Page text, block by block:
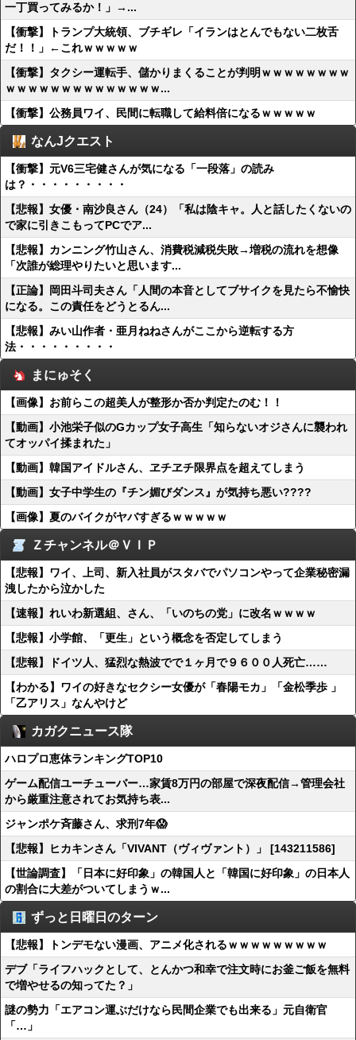
一丁買ってみるか！」→...
【衝撃】トランプ大統領、ブチギレ「イランはとんでもない二枚舌
だ！！」←これｗｗｗｗｗ
【衝撃】タクシー運転手、儲かりまくることが判明ｗｗｗｗｗｗｗｗ
ｗｗｗｗｗｗｗｗｗｗｗｗｗｗ...
【衝撃】公務員ワイ、民間に転職して給料倍になるｗｗｗｗｗ
なんJクエスト
【衝撃】元V6三宅健さんが気になる「一段落」の読み
は？・・・・・・・・・
【悲報】女優・南沙良さん（24）「私は陰キャ。人と話したくないの
で家に引きこもってPCでア...
【悲報】カンニング竹山さん、消費税減税失敗→増税の流れを想像
「次誰が総理やりたいと思います...
【正論】岡田斗司夫さん「人間の本音としてブサイクを見たら不愉快
になる。この責任をどうとるん...
【悲報】みい山作者・亜月ねねさんがここから逆転する方
法・・・・・・・・・
まにゅそく
【画像】お前らこの超美人が整形か否か判定たのむ！！
【動画】小池栄子似のGカップ女子高生「知らないオジさんに襲われ
てオッパイ揉まれた」
【動画】韓国アイドルさん、ヱチヱチ限界点を超えてしまう
【動画】女子中学生の『チン媚びダンス』が気持ち悪い????
【画像】夏のバイクがヤバすぎるｗｗｗｗｗ
Ｚチャンネル＠ＶＩＰ
【悲報】ワイ、上司、新入社員がスタバでパソコンやって企業秘密漏
洩したから泣かした
【速報】れいわ新選組、さん、「いのちの党」に改名ｗｗｗｗ
【悲報】小学館、「更生」という概念を否定してしまう
【悲報】ドイツ人、猛烈な熱波でで１ヶ月で９６００人死亡……
【わかる】ワイの好きなセクシー女優が「春陽モカ」「金松季歩 」
「乙アリス」なんやけど
カガクニュース隊
ハロプロ恵体ランキングTOP10
ゲーム配信ユーチューバー…家賃8万円の部屋で深夜配信→管理会社
から厳重注意されてお気持ち表...
ジャンポケ斉藤さん、求刑7年😱
【悲報】ヒカキンさん「VIVANT（ヴィヴァント）」 [143211586]
【世論調査】「日本に好印象」の韓国人と「韓国に好印象」の日本人
の割合に大差がついてしまうｗ...
ずっと日曜日のターン
【悲報】トンデモない漫画、アニメ化されるｗｗｗｗｗｗｗｗｗ
デブ「ライフハックとして、とんかつ和幸で注文時にお釜ご飯を無料
で増やせるの知ってた？」
謎の勢力「エアコン運ぶだけなら民間企業でも出来る」元自衛官
「…」